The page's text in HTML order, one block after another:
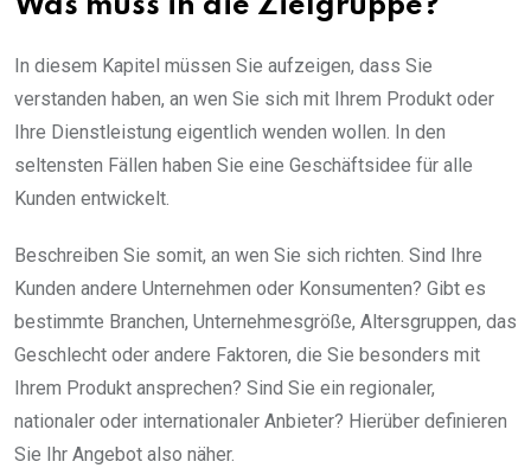
Was muss in die Zielgruppe?
In diesem Kapitel müssen Sie aufzeigen, dass Sie
verstanden haben, an wen Sie sich mit Ihrem Produkt oder
Ihre Dienstleistung eigentlich wenden wollen. In den
seltensten Fällen haben Sie eine Geschäftsidee für alle
Kunden entwickelt.
Beschreiben Sie somit, an wen Sie sich richten. Sind Ihre
Kunden andere Unternehmen oder Konsumenten? Gibt es
bestimmte Branchen, Unternehmesgröße, Altersgruppen, das
Geschlecht oder andere Faktoren, die Sie besonders mit
Ihrem Produkt ansprechen? Sind Sie ein regionaler,
nationaler oder internationaler Anbieter? Hierüber definieren
Sie Ihr Angebot also näher.